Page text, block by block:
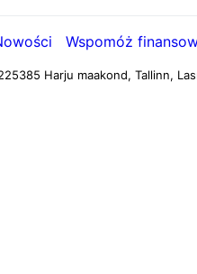
Wspomóż
Harju maakond, Tallinn,